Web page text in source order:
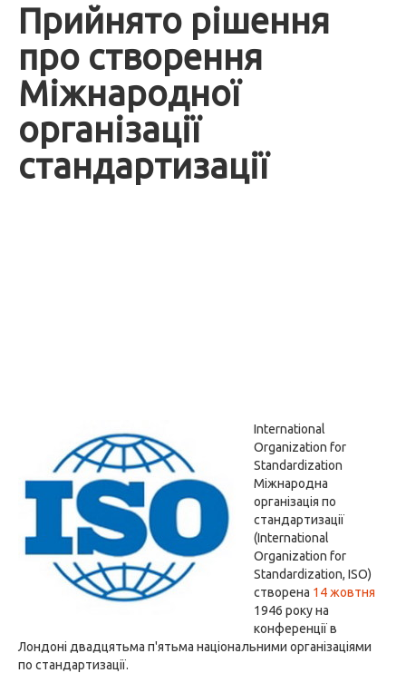
Прийнято рішення
про створення
Міжнародної
організації
стандартизації
International
Organization for
Standardization
Міжнародна
організація по
стандартизації
(International
Organization for
Standardization, ISO)
створена 14 жовтня
1946 року на
конференції в
Лондоні двадцятьма п'ятьма національними організаціями
по стандартизації.